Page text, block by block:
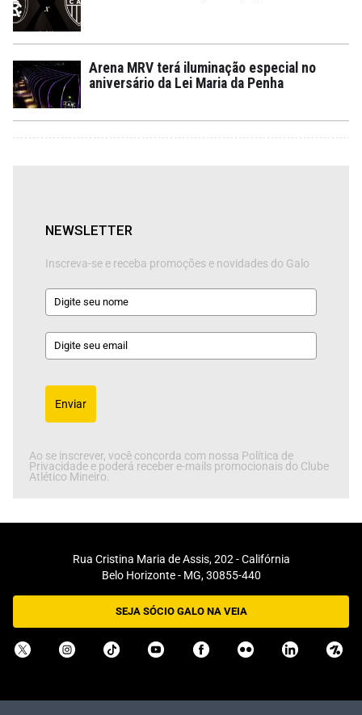
Arena MRV terá iluminação especial no
aniversário da Lei Maria da Penha
NEWSLETTER
Inscreva-se e receba promoções e novidades do Galo
Enviar
Ao se inscrever, você concorda com nossa Política de
Privacidade e poderá receber e-mails promocionais do Clube
Atlético Mineiro.
Rua Cristina Maria de Assis, 202 - Califórnia
Belo Horizonte - MG, 30855-440
SEJA SÓCIO GALO NA VEIA